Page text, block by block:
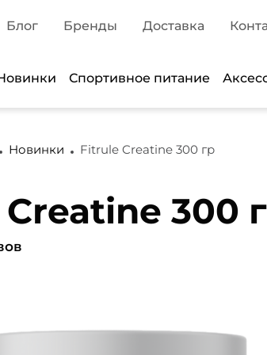
Блог Бренды Доставка
Спортивное питание
Новинки Fitrule Creatine 300 гр
300